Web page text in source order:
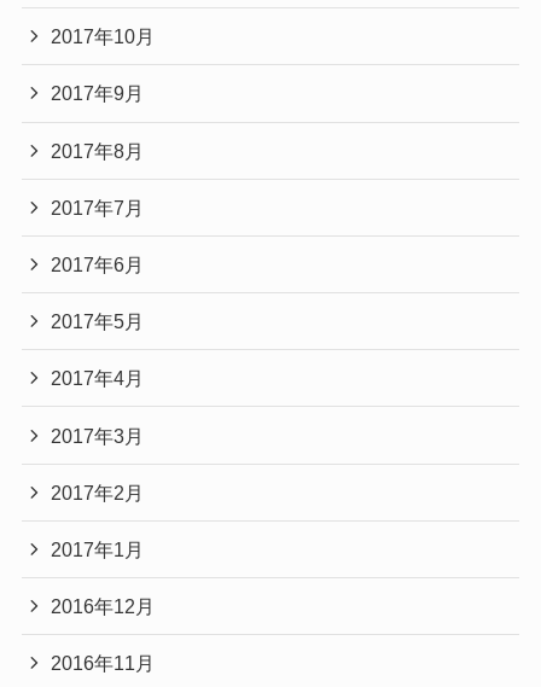
2017年10月
2017年9月
2017年8月
2017年7月
2017年6月
2017年5月
2017年4月
2017年3月
2017年2月
2017年1月
2016年12月
2016年11月